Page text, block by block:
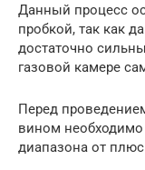
Данный процесс
пробкой, так как
достаточно
газовой камере
Перед
вином необходимо
диапазона от